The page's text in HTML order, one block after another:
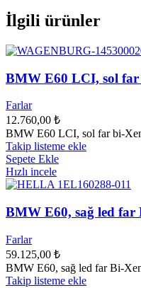
İlgili ürünler
BMW E60 LCI, sol far
Farlar
12.760,00 ₺
BMW E60 LCI, sol far bi-
Takip listeme ekle
Sepete Ekle
Hızlı incele
BMW E60, sağ led far
Farlar
59.125,00 ₺
BMW E60, sağ led far Bi-
Takip listeme ekle